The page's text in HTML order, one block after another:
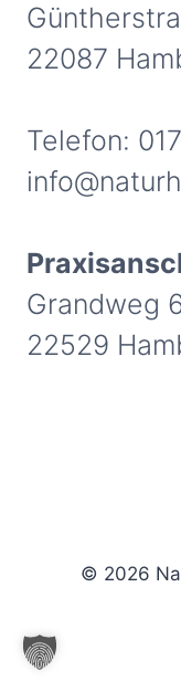
22087
Telefon:
Grandweg
22529
© 2026